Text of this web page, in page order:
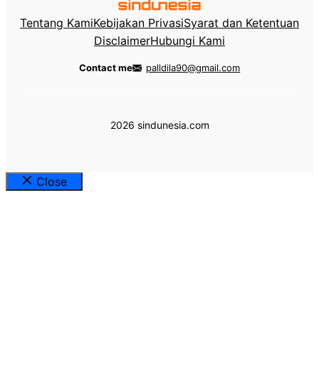
Tentang KamiKebijakan PrivasiSyarat dan Ketentuan
DisclaimerHubungi Kami
Contact me palldila90@gmail.com
2026 sindunesia.com
Close